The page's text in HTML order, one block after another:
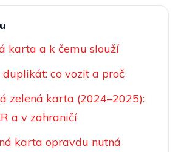
karta a k čemu slouží
duplikát: co vozit a proč
zelená karta (2024–2025):
a v zahraničí
karta opravdu nutná